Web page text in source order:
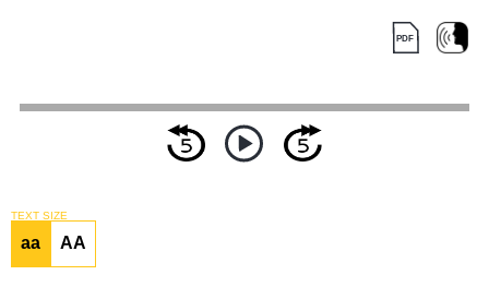
TEXT SIZE
aa AA